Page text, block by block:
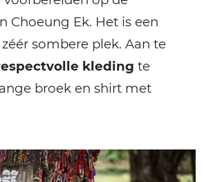
Choeung Ek. Het is een
sombere plek. Aan te
kleding te
broek en shirt met